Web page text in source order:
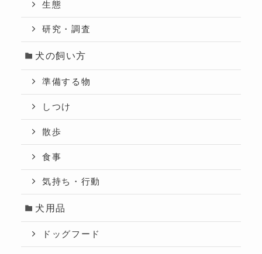
生態
研究・調査
犬の飼い方
準備する物
しつけ
散歩
食事
気持ち・行動
犬用品
ドッグフード